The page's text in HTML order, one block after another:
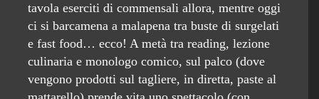
tavola eserciti di commensali allora, mentre oggi
ci si barcamena a malapena tra buste di surgelati
e fast food… ecco! A metà tra reading, lezione
culinaria e monologo comico, sul palco (dove
vengono prodotti sul tagliere, in diretta, paste al